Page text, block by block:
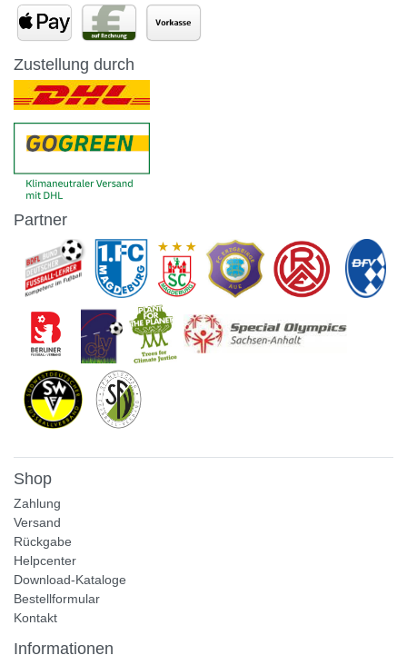
Zustellung durch
Partner
Shop
Zahlung
Versand
Rückgabe
Helpcenter
Download-Kataloge
Bestellformular
Kontakt
Informationen